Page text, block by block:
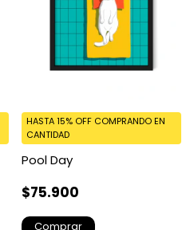
Pool Day
$75.900
HASTA 15% OFF COMPRANDO EN
CANTIDAD
Comprar